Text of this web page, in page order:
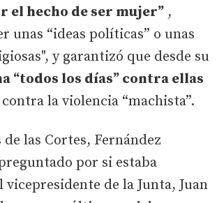
el hecho de ser mujer” ,
unas “ideas políticas” o unas
y garantizó que desde su
“todos los días” contra ellas
la violencia “machista”.
las Cortes, Fernández
por si estaba
vicepresidente de la Junta, Juan